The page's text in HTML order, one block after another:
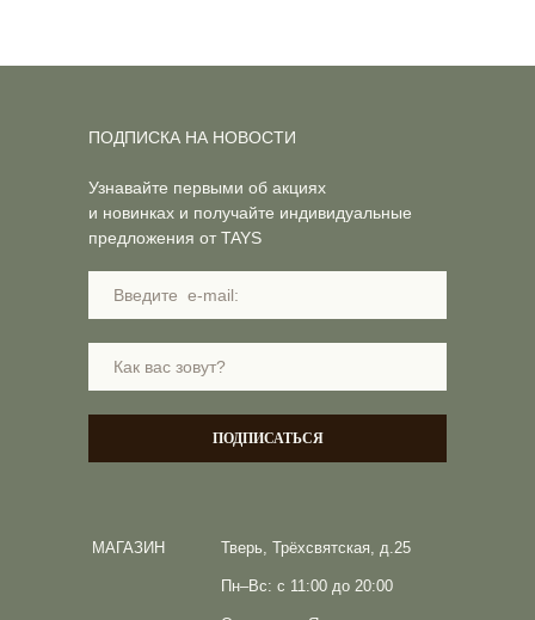
Тверь, Трёхсвятская, д.25
Пн–Вс: с 11:00 до 20:00
МАГАЗИН
Узнавайте первыми об акциях
и новинках и получайте индивидуальные
предложения от TAYS
ПОДПИСАТЬСЯ
ПОДПИСКА НА НОВОСТИ